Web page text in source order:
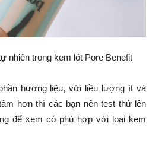
nhiên trong kem lót Pore Benefit
hương liệu, với liều lượng ít và
hơn thì các bạn nên test thử lên
để xem có phù hợp với loại kem